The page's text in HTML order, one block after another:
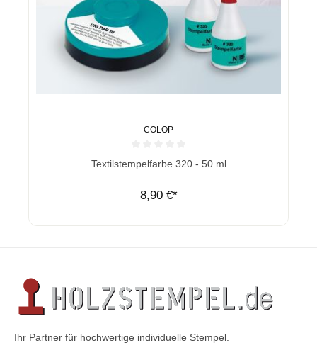
COLOP
Durchschnittliche Bewertung von 0 von 5 Sternen
Textilstempelfarbe 320 - 50 ml
8,90 €*
Ihr Partner für hochwertige individuelle Stempel.